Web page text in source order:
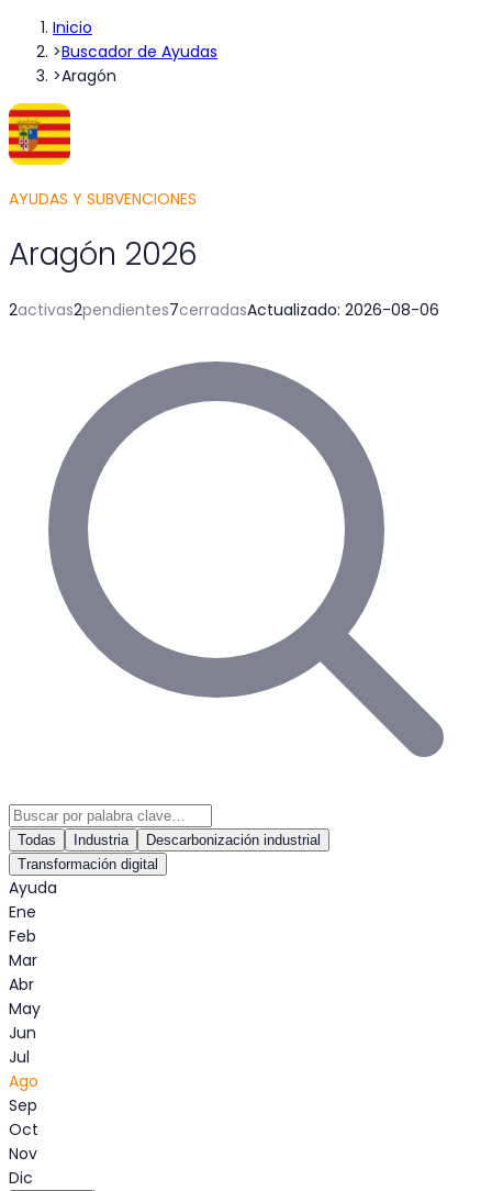
Inicio
>Buscador de Ayudas
>Aragón
AYUDAS Y SUBVENCIONES
Aragón 2026
2activas2pendientes7cerradasActualizado: 2026-08-06
Todas Industria
Descarbonización industrial
Transformación digital
Ayuda
Ene
Feb
Mar
Abr
May
Jun
Jul
Ago
Sep
Oct
Nov
Dic